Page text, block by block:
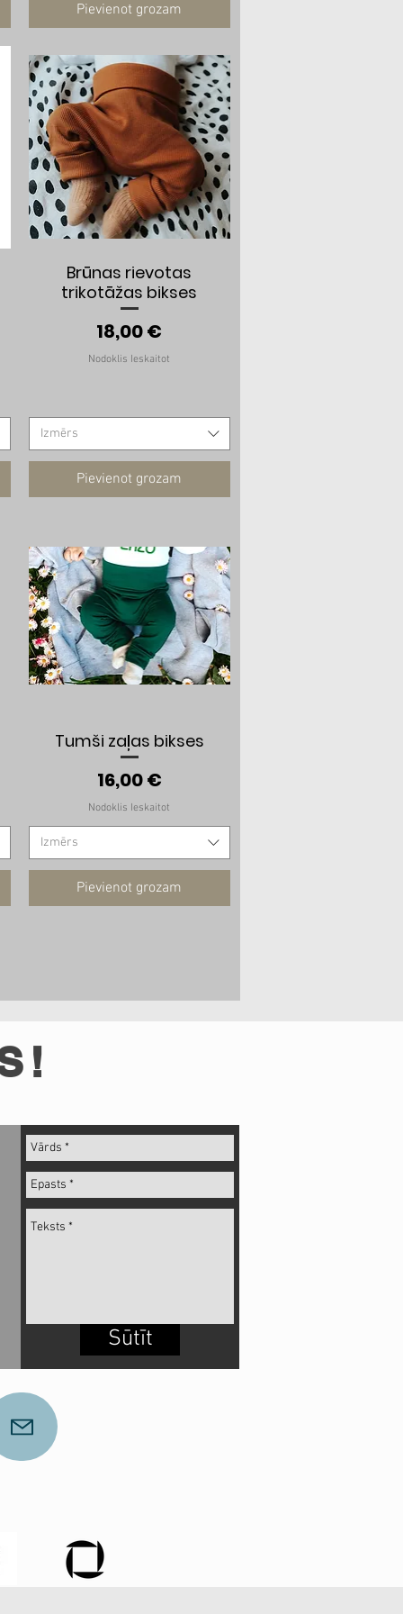
Pievienot grozam
cena
Ātrais skats
Brūnas rievotas
trikotāžas bikses
Cena
18,00 €
Nodoklis Ieskaitot
Izmērs
Pievienot grozam
Ātrais skats
Tumši zaļas bikses
Cena
16,00 €
Nodoklis Ieskaitot
Izmērs
Pievienot grozam
Sūtīt